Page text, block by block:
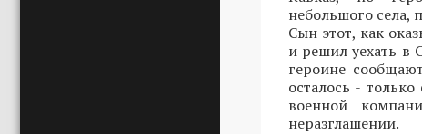
небольшого села,
Сын этот, как
и решил уехать в
героине
осталось -
военной
неразглашении.